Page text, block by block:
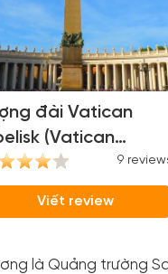
đài Vatican
(Vatican
9
Viết review
là Quảng trường